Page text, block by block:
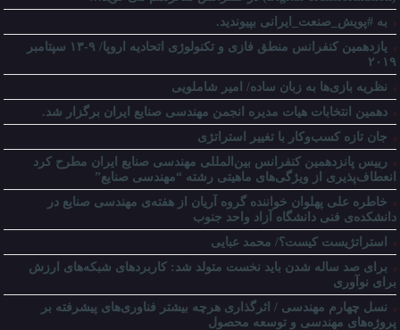
به #پویش_صنعت_ایرانی بپیوندید.
یازدهمین کنفرانس منطق فازی و تکنولوژی اتحادیه اروپا/ ۹-۱۳ سپتامبر
۲۰۱۹
نظریه بازی‌ها به زبان ساده/ امیر شاملویی
دهمین انتخابات هیات مدیره انجمن مهندسی صنایع ایران برگزار شد.
جان تازه کسب‌وکار با تغییر استراتژی
رییس پانزدهمین کنفرانس بین‌المللی مهندسی صنایع ایران مطرح کرد
انعطاف‌پذیری از ویژگی‌های ماهیتی رشته “مهندسی صنایع”
خاطره علی پهلوان خواننده گروه آریان از هفته‌ی مهندسی صنایع در
دانشکده‌ی فنی دانشگاه آزاد واحد جنوب
استراتژیست کیست؟‬/ محمد عبایی
برای صد ساله شدن باید نخست متولد شد: کاربردهای شبکه‌های ارزش
برای نوآوری
نسل چهارم مهندسی / اثرگذاری هرچه بیشتر فناوری‌های پیشرفته بر
پروژه‌های مهندسی و توسعه محصول